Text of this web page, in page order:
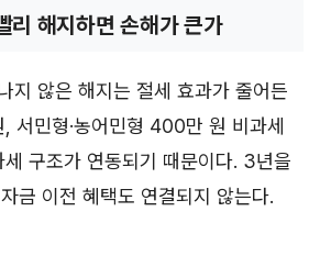
리 해지하면 손해가 큰가
지 않은 해지는 절세 효과가 줄어든
서민형·농어민형 400만 원 비과세
구조가 연동되기 때문이다. 3년을
금 이전 혜택도 연결되지 않는다.